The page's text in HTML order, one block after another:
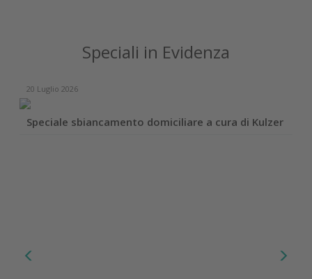
Speciali in Evidenza
20 Luglio 2026
Speciale sbiancamento domiciliare a cura di Kulzer